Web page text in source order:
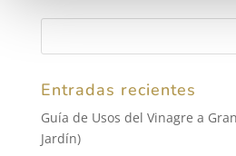
Entradas recientes
Guía de Usos del Vinagre a
Jardín)